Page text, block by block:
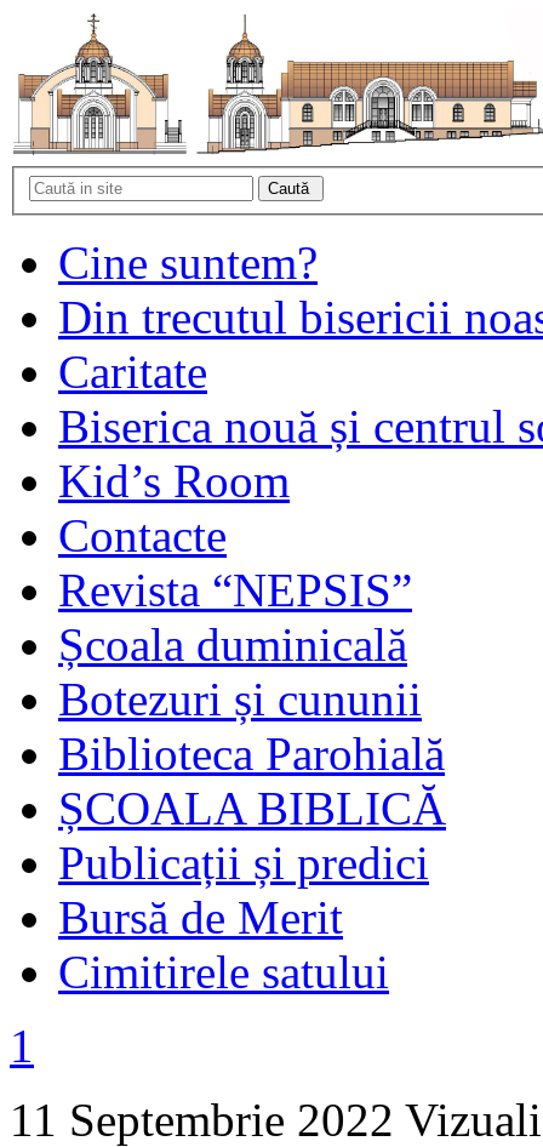
Cine suntem?
Din trecutul bisericii
Caritate
Biserica nouă și centrul
Kid’s Room
Contacte
Revista “NEPSIS”
Școala duminicală
Botezuri și cununii
Biblioteca Parohială
ȘCOALA BIBLICĂ
Publicații și predici
Bursă de Merit
Cimitirele satului
1
11 Septembrie 2022